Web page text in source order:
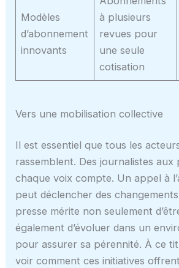
Modèles
d’abonnement
innovants
à plusieurs
revues pour
une seule
cotisation
Vers une mobilisation collective
Il est essentiel que tous les
rassemblent. Des journalistes aux
chaque voix compte. Un appel à
peut déclencher des
presse mérite non seulement
également d’évoluer dans un
pour assurer sa pérennité. À ce
voir comment ces initiatives